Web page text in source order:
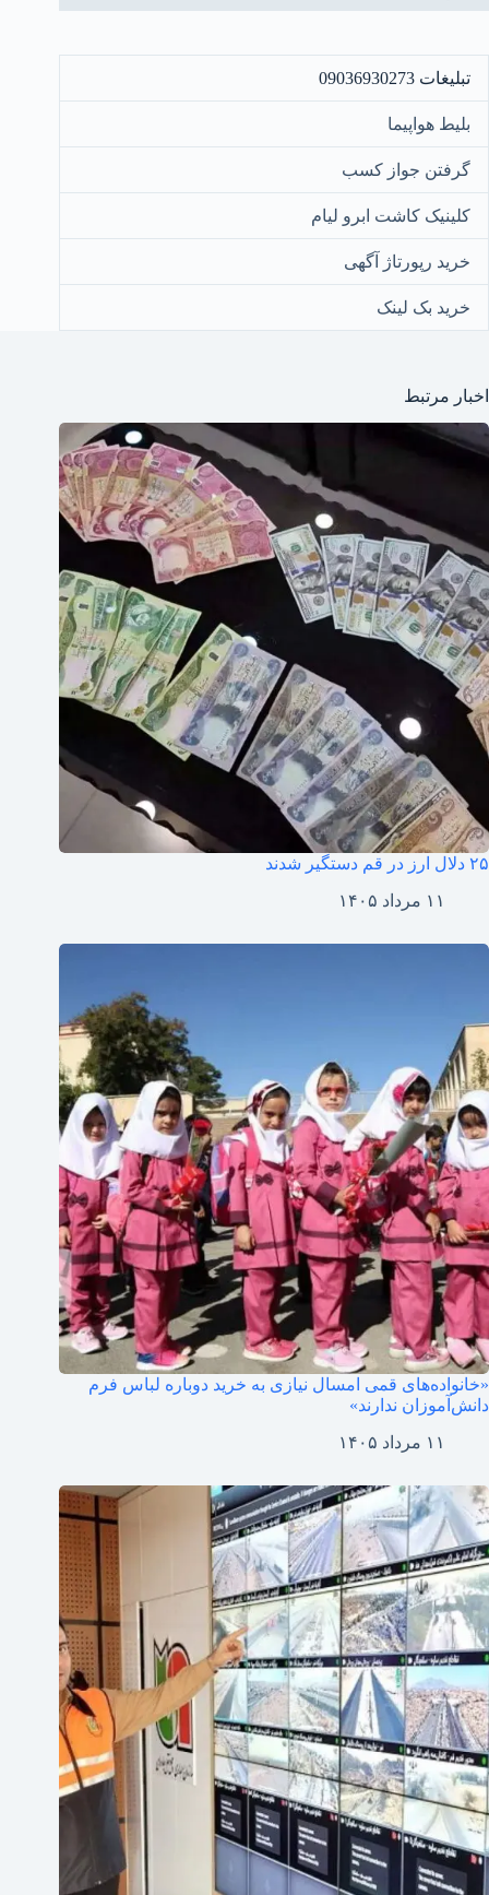
تبلیغات 09036930273
بلیط هواپیما
گرفتن جواز کسب
کلینیک کاشت ابرو لیام
خرید رپورتاژ آگهی
خرید بک لینک
اخبار مرتبط
۲۵ دلال ارز در قم دستگیر شدند
۱۱ مرداد ۱۴۰۵
«خانواده‌های قمی امسال نیازی به خرید دوباره لباس فرم
دانش‌آموزان ندارند»
۱۱ مرداد ۱۴۰۵